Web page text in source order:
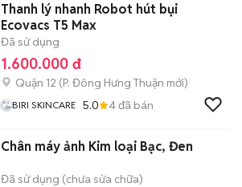
Thanh lý nhanh Robot hút bụi
Ecovacs T5 Max
Đã sử dụng
1.600.000 đ
Quận 12 (P. Đông Hưng Thuận mới)
BIRI SKINCARE 5.0 4đã bán
Chân máy ảnh Kim loại Bạc, Đen
Đã sử dụng (chưa sửa chữa)